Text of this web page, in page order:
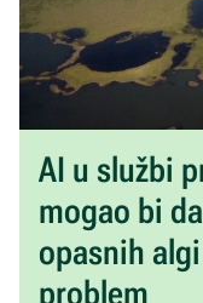
AI u službi
mogao bi
opasnih
problem